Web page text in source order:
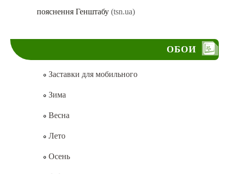
пояснення Генштабу (tsn.ua)
ОБОИ
Заставки для мобильного
Зима
Весна
Лето
Осень